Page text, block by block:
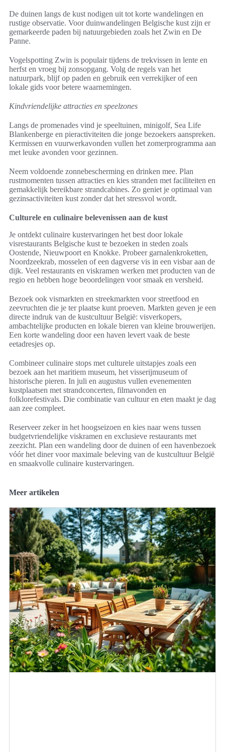
De duinen langs de kust nodigen uit tot korte wandelingen en
rustige observatie. Voor duinwandelingen Belgische kust zijn er
gemarkeerde paden bij natuurgebieden zoals het Zwin en De
Panne.
Vogelspotting Zwin is populair tijdens de trekvissen in lente en
herfst en vroeg bij zonsopgang. Volg de regels van het
natuurpark, blijf op paden en gebruik een verrekijker of een
lokale gids voor betere waarnemingen.
Kindvriendelijke attracties en speelzones
Langs de promenades vind je speeltuinen, minigolf, Sea Life
Blankenberge en pieractiviteiten die jonge bezoekers aanspreken.
Kermissen en vuurwerkavonden vullen het zomerprogramma aan
met leuke avonden voor gezinnen.
Neem voldoende zonnebescherming en drinken mee. Plan
rustmomenten tussen attracties en kies stranden met faciliteiten en
gemakkelijk bereikbare strandcabines. Zo geniet je optimaal van
gezinsactiviteiten kust zonder dat het stressvol wordt.
Culturele en culinaire belevenissen aan de kust
Je ontdekt culinaire kustervaringen het best door lokale
visrestaurants Belgische kust te bezoeken in steden zoals
Oostende, Nieuwpoort en Knokke. Probeer garnalenkroketten,
Noordzeekrab, mosselen of een dagverse vis in een visbar aan de
dijk. Veel restaurants en viskramen werken met producten van de
regio en hebben hoge beoordelingen voor smaak en versheid.
Bezoek ook vismarkten en streekmarkten voor streetfood en
zeevruchten die je ter plaatse kunt proeven. Markten geven je een
directe indruk van de kustcultuur België: visverkopers,
ambachtelijke producten en lokale bieren van kleine brouwerijen.
Een korte wandeling door een haven levert vaak de beste
eetadresjes op.
Combineer culinaire stops met culturele uitstapjes zoals een
bezoek aan het maritiem museum, het visserijmuseum of
historische pieren. In juli en augustus vullen evenementen
kustplaatsen met strandconcerten, filmavonden en
folklorefestivals. Die combinatie van cultuur en eten maakt je dag
aan zee compleet.
Reserveer zeker in het hoogseizoen en kies naar wens tussen
budgetvriendelijke viskramen en exclusieve restaurants met
zeezicht. Plan een wandeling door de duinen of een havenbezoek
vóór het diner voor maximale beleving van de kustcultuur België
en smaakvolle culinaire kustervaringen.
Meer artikelen